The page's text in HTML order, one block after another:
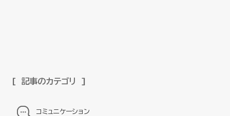
記事のカテゴリ
コミュニケーション